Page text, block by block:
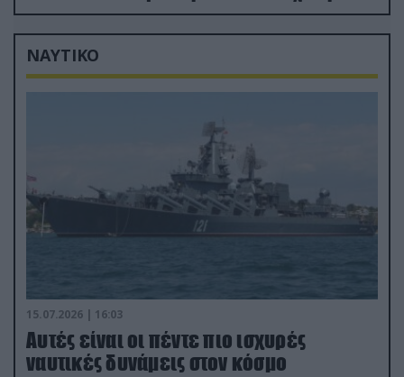
εργοστάσιο των Flamingo
ΝΑΥΤΙΚΟ
15.07.2026 | 16:03
Aυτές είναι οι πέντε πιο ισχυρές
ναυτικές δυνάμεις στον κόσμο